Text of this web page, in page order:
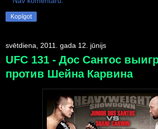
Kopīgot
svētdiena, 2011. gada 12. jūnijs
UFC 131 - Дос Сантос
против Шейна Карвина